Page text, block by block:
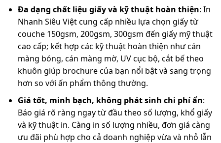
Đa dạng chất liệu giấy và kỹ thuật hoàn thiện: In
Nhanh Siêu Việt cung cấp nhiều lựa chọn giấy từ
couche 150gsm, 200gsm, 300gsm đến giấy mỹ thuật
cao cấp; kết hợp các kỹ thuật hoàn thiện như cán
màng bóng, cán màng mờ, UV cục bộ, cắt bế theo
khuôn giúp brochure của bạn nổi bật và sang trọng
hơn so với ấn phẩm thông thường.
Giá tốt, minh bạch, không phát sinh chi phí ẩn:
Báo giá rõ ràng ngay từ đầu theo số lượng, khổ giấy
và kỹ thuật in. Càng in số lượng nhiều, đơn giá càng
ưu đãi phù hợp cho cả doanh nghiệp vừa và nhỏ lẫn